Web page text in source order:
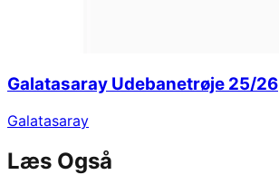
Galatasaray Udebanetrøje 25/26
Galatasaray
Læs Også